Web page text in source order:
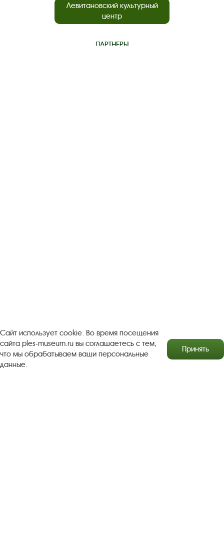
Левитановский культурный
центр
ПАРТНЕРЫ
Антикоррупционная деятельность
Сайт использует cookie. Во время посещения
сайта ples-museum.ru вы соглашаетесь с тем,
что мы обрабатываем ваши персональные
данные.
Принять